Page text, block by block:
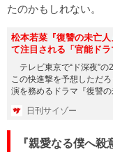
たのかもしれない。
松本若菜『復讐の未亡
て注目される「官能ド
テレビ東京で“ド深夜”
この快進撃を予想しただ
演を務めるドラマ『復讐の
日刊サイゾー
『親愛なる僕へ